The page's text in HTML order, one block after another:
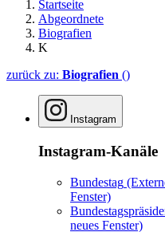
Startseite
Abgeordnete
Biografien
K
zurück zu: Biografien ()
Instagram
Instagram-Kanäle
Bundestag
Fenster)
neues Fenster)